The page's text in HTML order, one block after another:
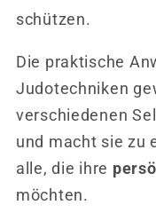
schützen.
Die praktische
Judotechniken
verschiedenen
und macht sie zu
alle, die ihre
möchten.